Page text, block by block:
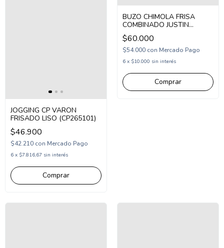
JOGGING CP VARON
FRISADO LISO (CP265101)
$46.900
$42.210 con Mercado Pago
6 x $7.816,67 sin interés
Comprar
BUZO CHIMOLA FRISA
COMBINADO JUSTIN
(CH26SW26)
$60.000
$54.000 con Mercado Pago
6 x $10.000 sin interés
Comprar